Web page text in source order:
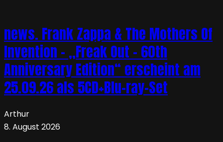
news. Frank Zappa & The Mothers Of
Invention – „Freak Out – 60th
Anniversary Edition“ erscheint am
25.09.26 als 5CD+Blu-ray-Set
Arthur
8. August 2026